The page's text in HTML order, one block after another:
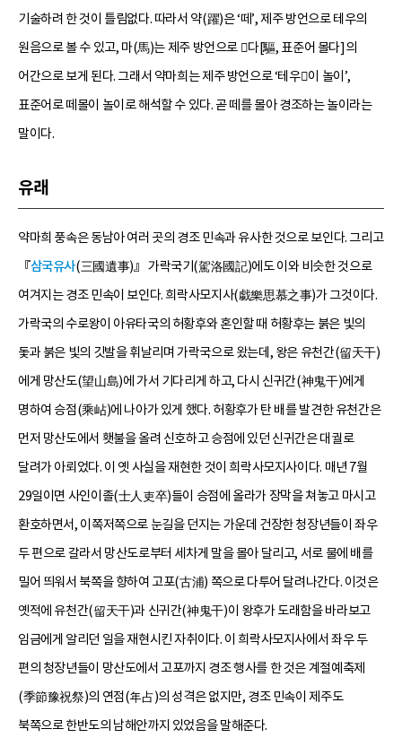
기술하려 한 것이 틀림없다. 따라서 약(躍)은 ‘떼’, 제주 방언으로 테우의
원음으로 볼 수 있고, 마(馬)는 제주 방언으로 다[驅, 표준어 몰다]의
어간으로 보게 된다. 그래서 약마희는 제주 방언으로 ‘테우이 놀이’,
표준어로 떼몰이 놀이로 해석할 수 있다. 곧 떼를 몰아 경조하는 놀이라는
말이다.
유래
약마희 풍속은 동남아 여러 곳의 경조 민속과 유사한 것으로 보인다. 그리고
『삼국유사(三國遺事)』 가락국기(駕洛國記)에도 이와 비슷한 것으로
여겨지는 경조 민속이 보인다. 희락사모지사(戱樂思慕之事)가 그것이다.
가락국의 수로왕이 아유타국의 허황후와 혼인할 때 허황후는 붉은 빛의
돛과 붉은 빛의 깃발을 휘날리며 가락국으로 왔는데, 왕은 유천간(留天干)
에게 망산도(望山島)에 가서 기다리게 하고, 다시 신귀간(神鬼干)에게
명하여 승점(乘岾)에 나아가 있게 했다. 허황후가 탄 배를 발견한 유천간은
먼저 망산도에서 횃불을 올려 신호하고 승점에 있던 신귀간은 대궐로
달려가 아뢰었다. 이 옛 사실을 재현한 것이 희락사모지사이다. 매년 7월
29일이면 사인이졸(士人吏卒)들이 승점에 올라가 장막을 쳐놓고 마시고
환호하면서, 이쪽저쪽으로 눈길을 던지는 가운데 건장한 청장년들이 좌우
두 편으로 갈라서 망산도로부터 세차게 말을 몰아 달리고, 서로 물에 배를
밀어 띄워서 북쪽을 향하여 고포(古浦) 쪽으로 다투어 달려나간다. 이것은
옛적에 유천간(留天干)과 신귀간(神鬼干)이 왕후가 도래함을 바라보고
임금에게 알리던 일을 재현시킨 자취이다. 이 희락사모지사에서 좌우 두
편의 청장년들이 망산도에서 고포까지 경조 행사를 한 것은 계절예축제
(季節豫祝祭)의 연점(年占)의 성격은 없지만, 경조 민속이 제주도
북쪽으로 한반도의 남해안까지 있었음을 말해준다.